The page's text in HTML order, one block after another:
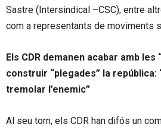
Sastre (Intersindical –CSC), entre
com a representants de moviments
Els CDR demanen acabar amb les
construir “plegades” la república:
tremolar l’enemic”
Al seu torn, els CDR han difós un